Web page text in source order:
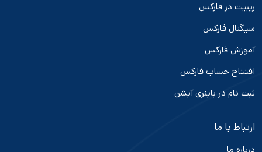
ریبیت در فارکس
سیگنال فارکس
آموزش فارکس
افتتاح حساب فارکس
ثبت نام در باینری آپشن
ارتباط با ما
درباره ما